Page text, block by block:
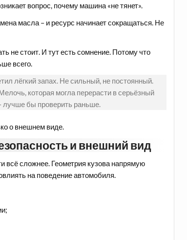
вопрос, почему машина «не тянет».
масла – и ресурс начинает сокращаться. Не
не стоит. И тут есть сомнение. Потому что
всего.
лёгкий запах. Не сильный, не постоянный.
которая могла перерасти в серьёзный
лучше бы проверить раньше.
о внешнем виде.
и внешний вид
всё сложнее. Геометрия кузова напрямую
на поведение автомобиля.